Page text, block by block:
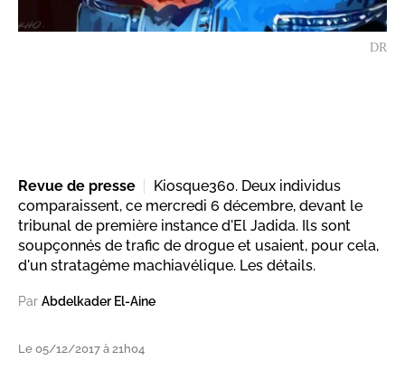
DR
Revue de presse
Kiosque360. Deux individus
comparaissent, ce mercredi 6 décembre, devant le
tribunal de première instance d'El Jadida. Ils sont
soupçonnés de trafic de drogue et usaient, pour cela,
d'un stratagème machiavélique. Les détails.
Par Abdelkader El-Aine
Le 05/12/2017 à 21h04